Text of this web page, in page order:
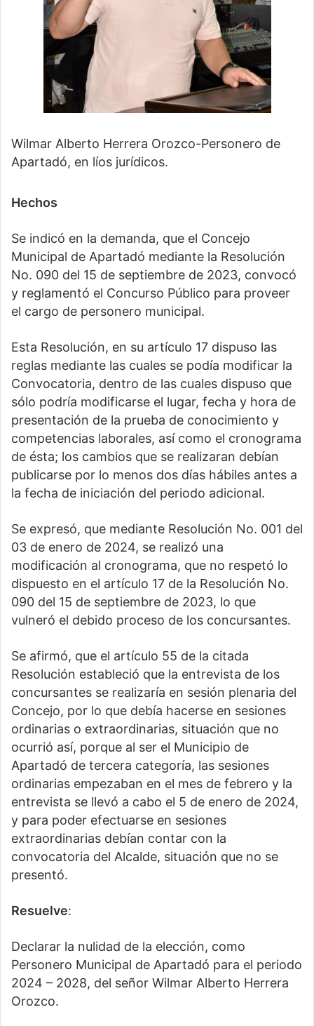
Wilmar Alberto Herrera Orozco-Personero de
Apartadó, en líos jurídicos.
Hechos
Se indicó en la demanda, que el Concejo
Municipal de Apartadó mediante la Resolución
No. 090 del 15 de septiembre de 2023, convocó
y reglamentó el Concurso Público para proveer
el cargo de personero municipal.
Esta Resolución, en su artículo 17 dispuso las
reglas mediante las cuales se podía modificar la
Convocatoria, dentro de las cuales dispuso que
sólo podría modificarse el lugar, fecha y hora de
presentación de la prueba de conocimiento y
competencias laborales, así como el cronograma
de ésta; los cambios que se realizaran debían
publicarse por lo menos dos días hábiles antes a
la fecha de iniciación del periodo adicional.
Se expresó, que mediante Resolución No. 001 del
03 de enero de 2024, se realizó una
modificación al cronograma, que no respetó lo
dispuesto en el artículo 17 de la Resolución No.
090 del 15 de septiembre de 2023, lo que
vulneró el debido proceso de los concursantes.
Se afirmó, que el artículo 55 de la citada
Resolución estableció que la entrevista de los
concursantes se realizaría en sesión plenaria del
Concejo, por lo que debía hacerse en sesiones
ordinarias o extraordinarias, situación que no
ocurrió así, porque al ser el Municipio de
Apartadó de tercera categoría, las sesiones
ordinarias empezaban en el mes de febrero y la
entrevista se llevó a cabo el 5 de enero de 2024,
y para poder efectuarse en sesiones
extraordinarias debían contar con la
convocatoria del Alcalde, situación que no se
presentó.
Resuelve:
Declarar la nulidad de la elección, como
Personero Municipal de Apartadó para el periodo
2024 – 2028, del señor Wilmar Alberto Herrera
Orozco.